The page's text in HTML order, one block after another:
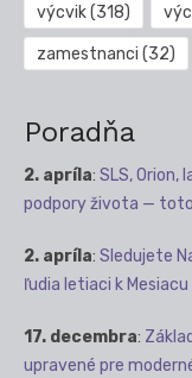
výcvik(318)
zamestnanci (32)
Poradňa
2. apríla: SLS, Orion,
podpory života —
2. apríla: Sledujete
ľudia letiaci k
17. decembra:
upravené pre